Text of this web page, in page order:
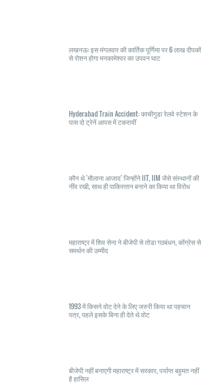
लखनऊ: इस मंगलवार की कार्तिक पूर्णिमा पर 6 लाख दीपकों
से रोशन होगा मनकामेश्वर का उपवन घाट
Hyderabad Train Accident: काचीगुडा रेलवे स्टेशन के
पास दो ट्रेनें आपस में टकरायीं
कौन थे 'मौलाना आजाद' जिन्होंने IIT, IIM जैसे संस्थानों की
नींव रखी, साथ ही पाकिस्तान बनाने का किया था विरोध
महाराष्ट्र में शिव सेना ने बीजेपी से तोडा गठबंधन, कोंग्रेस से
समर्थन की उम्मीद
1993 में किसने वोट देने के लिए जरुरी किया था पहचान
पत्र, पहले इसके बिना ही देते थे वोट
बीजेपी नहीं बनाएगी महाराष्ट्र में सरकार, पर्याप्त बहुमत नहीं
है हासिल